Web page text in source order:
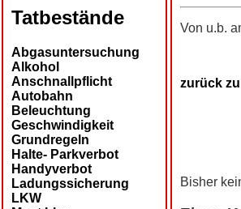
Tatbestände
Abgasuntersuchung
Alkohol
Anschnallpflicht
Autobahn
Beleuchtung
Geschwindigkeit
Grundregeln
Halte- Parkverbot
Handyverbot
Ladungssicherung
LKW
Von u.b.
zurück
Bisher